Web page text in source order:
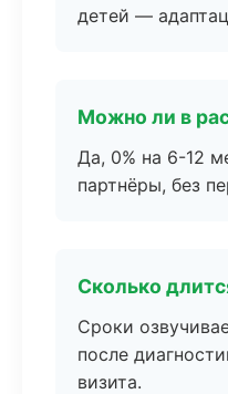
детей —
Можно ли в
Да, 0% на 6-12
партнёры, без
Сколько
Сроки
после
визита.